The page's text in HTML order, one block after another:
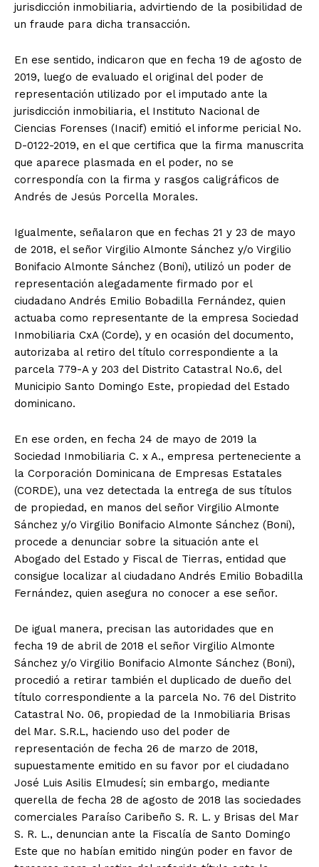
jurisdicción inmobiliaria, advirtiendo de la posibilidad de
un fraude para dicha transacción.
En ese sentido, indicaron que en fecha 19 de agosto de
2019, luego de evaluado el original del poder de
representación utilizado por el imputado ante la
jurisdicción inmobiliaria, el Instituto Nacional de
Ciencias Forenses (Inacif) emitió el informe pericial No.
D-0122-2019, en el que certifica que la firma manuscrita
que aparece plasmada en el poder, no se
correspondía con la firma y rasgos caligráficos de
Andrés de Jesús Porcella Morales.
Igualmente, señalaron que en fechas 21 y 23 de mayo
de 2018, el señor Virgilio Almonte Sánchez y/o Virgilio
Bonifacio Almonte Sánchez (Boni), utilizó un poder de
representación alegadamente firmado por el
ciudadano Andrés Emilio Bobadilla Fernández, quien
actuaba como representante de la empresa Sociedad
Inmobiliaria CxA (Corde), y en ocasión del documento,
autorizaba al retiro del título correspondiente a la
parcela 779-A y 203 del Distrito Catastral No.6, del
Municipio Santo Domingo Este, propiedad del Estado
dominicano.
En ese orden, en fecha 24 de mayo de 2019 la
Sociedad Inmobiliaria C. x A., empresa perteneciente a
la Corporación Dominicana de Empresas Estatales
(CORDE), una vez detectada la entrega de sus títulos
de propiedad, en manos del señor Virgilio Almonte
Sánchez y/o Virgilio Bonifacio Almonte Sánchez (Boni),
procede a denunciar sobre la situación ante el
Abogado del Estado y Fiscal de Tierras, entidad que
consigue localizar al ciudadano Andrés Emilio Bobadilla
Fernández, quien asegura no conocer a ese señor.
De igual manera, precisan las autoridades que en
fecha 19 de abril de 2018 el señor Virgilio Almonte
Sánchez y/o Virgilio Bonifacio Almonte Sánchez (Boni),
procedió a retirar también el duplicado de dueño del
título correspondiente a la parcela No. 76 del Distrito
Catastral No. 06, propiedad de la Inmobiliaria Brisas
del Mar. S.R.L, haciendo uso del poder de
representación de fecha 26 de marzo de 2018,
supuestamente emitido en su favor por el ciudadano
José Luis Asilis Elmudesí; sin embargo, mediante
querella de fecha 28 de agosto de 2018 las sociedades
comerciales Paraíso Caribeño S. R. L. y Brisas del Mar
S. R. L., denuncian ante la Fiscalía de Santo Domingo
Este que no habían emitido ningún poder en favor de